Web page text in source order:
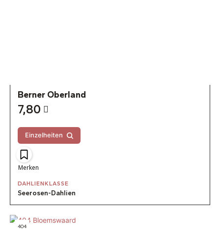
Berner Oberland
7,80
Einzelheiten
Merken
DAHLIENKLASSE
Seerosen-Dahlien
404